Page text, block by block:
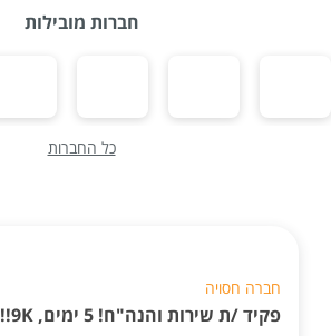
חברות מובילות
כל החברות
חברה חסויה
פקיד /ת שירות והנה"ח! 5 ימים, 9K!!